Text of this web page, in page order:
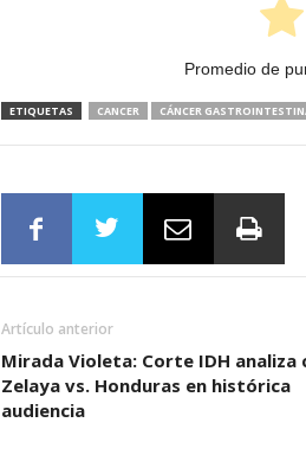
Promedio de
ETIQUETAS CANCER CÁNCER
Artículo anterior
Mirada Violeta: Corte IDH analiza
Zelaya vs. Honduras en histórica
audiencia